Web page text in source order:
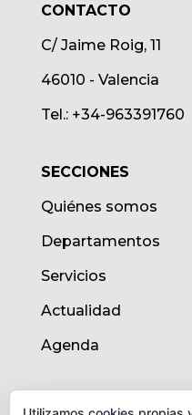
CONTACTO
C/ Jaime Roig, 11
46010 - Valencia
Tel.: +34-963391760
SECCIONES
Quiénes somos
Departamentos
Servicios
Actualidad
Agenda